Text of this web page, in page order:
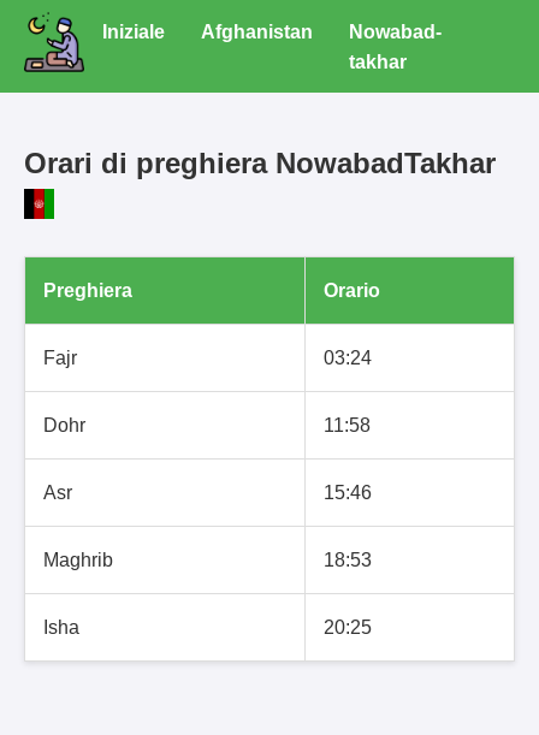
Iniziale Afghanistan
Nowabad-
takhar
Orari di preghiera NowabadTakhar
Preghiera Orario
Fajr 03:24
Dohr 11:58
Asr 15:46
Maghrib 18:53
Isha 20:25